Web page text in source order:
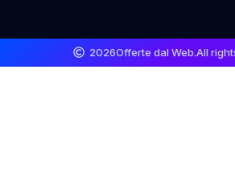
2026Offerte dal Web.All